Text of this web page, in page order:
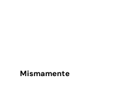
Mismamente